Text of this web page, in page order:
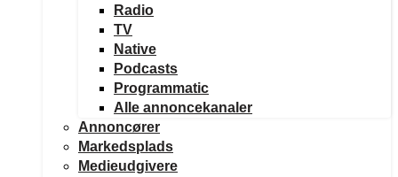
Radio
TV
Native
Podcasts
Programmatic
Alle annoncekanaler
Annoncører
Markedsplads
Medieudgivere